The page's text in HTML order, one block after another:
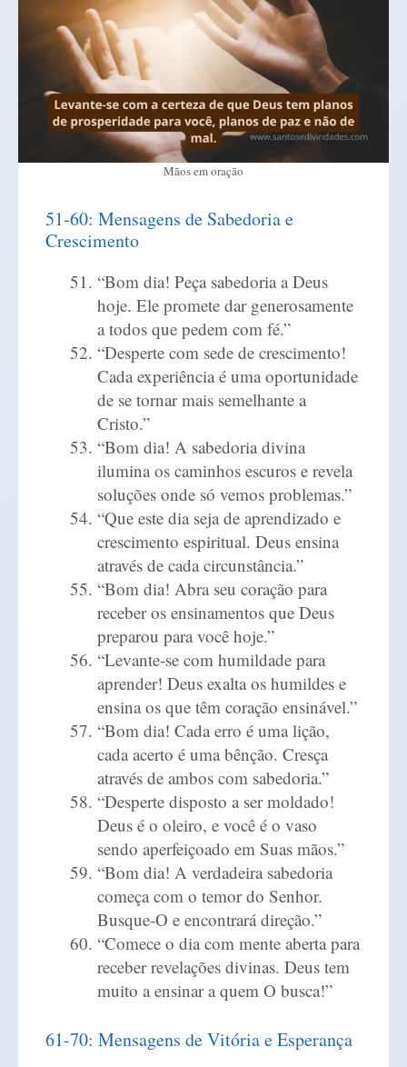
Mãos em oração
51-60: Mensagens de Sabedoria e
Crescimento
“Bom dia! Peça sabedoria a Deus
hoje. Ele promete dar generosamente
a todos que pedem com fé.”
“Desperte com sede de crescimento!
Cada experiência é uma oportunidade
de se tornar mais semelhante a
Cristo.”
“Bom dia! A sabedoria divina
ilumina os caminhos escuros e revela
soluções onde só vemos problemas.”
“Que este dia seja de aprendizado e
crescimento espiritual. Deus ensina
através de cada circunstância.”
“Bom dia! Abra seu coração para
receber os ensinamentos que Deus
preparou para você hoje.”
“Levante-se com humildade para
aprender! Deus exalta os humildes e
ensina os que têm coração ensinável.”
“Bom dia! Cada erro é uma lição,
cada acerto é uma bênção. Cresça
através de ambos com sabedoria.”
“Desperte disposto a ser moldado!
Deus é o oleiro, e você é o vaso
sendo aperfeiçoado em Suas mãos.”
“Bom dia! A verdadeira sabedoria
começa com o temor do Senhor.
Busque-O e encontrará direção.”
“Comece o dia com mente aberta para
receber revelações divinas. Deus tem
muito a ensinar a quem O busca!”
61-70: Mensagens de Vitória e Esperança